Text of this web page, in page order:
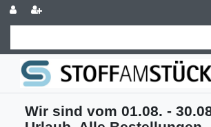
Wir sind vom 01.08. -